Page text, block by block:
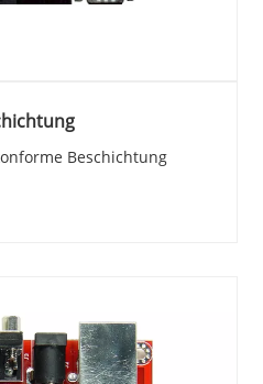
Beschichtung